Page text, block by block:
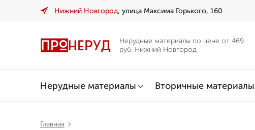
Нижний Новгород, улица Максима Горького, 160
Нерудные материалы по цене от 469
руб. Нижний Новгород
Нерудные материалы Вторичные материалы
Главная